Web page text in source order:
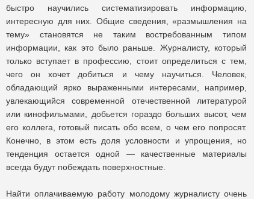
быстро научились систематизировать информацию,
интересную для них. Общие сведения, «размышления на
тему» становятся не таким востребованным типом
информации, как это было раньше. Журналисту, который
только вступает в профессию, стоит определиться с тем,
чего он хочет добиться и чему научиться. Человек,
обладающий ярко выраженными интересами, например,
увлекающийся современной отечественной литературой
или кинофильмами, добьется гораздо больших высот, чем
его коллега, готовый писать обо всем, о чем его попросят.
Конечно, в этом есть доля условности и упрощения, но
тенденция остается одной — качественные материалы
всегда будут побеждать поверхностные.
Найти оплачиваемую работу молодому журналисту очень